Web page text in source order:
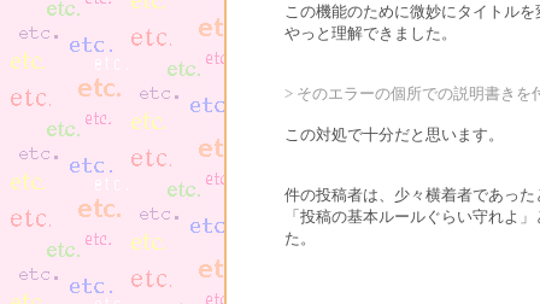
この機能のために微妙にタイトル
やっと理解できました。
> そのエラーの個所での説明書きを
この対処で十分だと思います。
件の投稿者は、少々横着者であっ
「投稿の基本ルールぐらい守れよ
た。